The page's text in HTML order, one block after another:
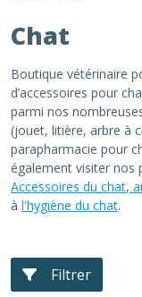
Chat
Boutique vétérinaire
d’accessoires pour
parmi nos
(jouet, litière, arbre à
parapharmacie pour
également visiter nos
Accessoires du chat,
à l'hygiène du chat.
Filtrer